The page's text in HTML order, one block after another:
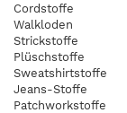
Cordstoffe
Walkloden
Strickstoffe
Plüschstoffe
Sweatshirtstoffe
Jeans-Stoffe
Patchworkstoffe